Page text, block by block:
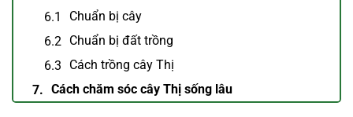
Chuẩn bị cây
Chuẩn bị đất trồng
Cách trồng cây Thị
Cách chăm sóc cây Thị sống lâu